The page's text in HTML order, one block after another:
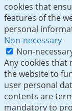
cookies that
features of the
personal
Non-necessary
Non-
Any cookies that
the website to
user personal
contents are
mandatory to